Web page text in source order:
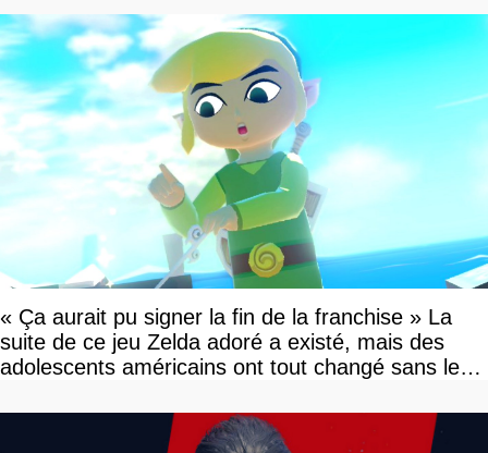
« Ça aurait pu signer la fin de la franchise » La
suite de ce jeu Zelda adoré a existé, mais des
adolescents américains ont tout changé sans le